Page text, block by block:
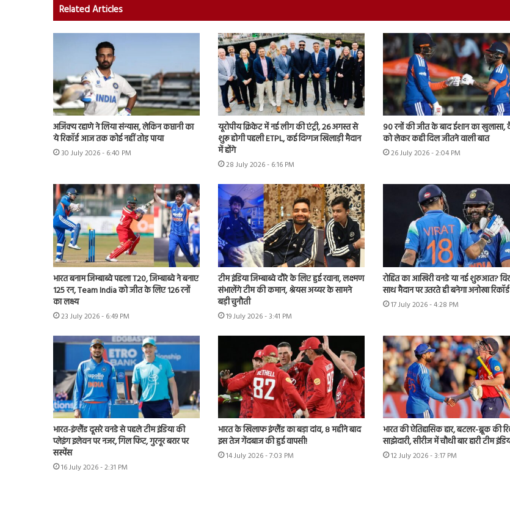
Related Articles
अजिंक्य रहाणे ने लिया संन्यास, लेकिन कप्तानी का
ये रिकॉर्ड आज तक कोई नहीं तोड़ पाया
30 July 2026 - 6:40 PM
यूरोपीय क्रिकेट में नई लीग की एंट्री, 26 अगस्त से
शुरू होगी पहली ETPL, कई दिग्गज खिलाड़ी मैदान
में होंगे
28 July 2026 - 6:16 PM
90 रनों की जीत के बाद ईशान का खुलासा,
को लेकर कही दिल जीतने वाली बात
26 July 2026 - 2:04 PM
भारत बनाम जिम्बाब्वे पहला T20, जिम्बाब्वे ने बनाए
125 रन, Team India को जीत के लिए 126 रनों
का लक्ष्य
23 July 2026 - 6:49 PM
टीम इंडिया जिम्बाब्वे दौरे के लिए हुई रवाना, लक्ष्मण
संभालेंगे टीम की कमान, श्रेयस अय्यर के सामने
बड़ी चुनौती
19 July 2026 - 3:41 PM
रोहित का आखिरी वनडे या नई शुरुआत?
साथ मैदान पर उतरते ही बनेगा अनोखा रिकॉर्ड
17 July 2026 - 4:28 PM
भारत-इंग्लैंड दूसरे वनडे से पहले टीम इंडिया की
प्लेइंग इलेवन पर नजर, गिल फिट, गुरनूर बरार पर
सस्पेंस
16 July 2026 - 2:31 PM
भारत के खिलाफ इंग्लैंड का बड़ा दांव, 8 महीने बाद
इस तेज गेंदबाज की हुई वापसी!
14 July 2026 - 7:03 PM
भारत की ऐतिहासिक हार, बटलर-ब्रूक की
साझेदारी, सीरीज में चौथी बार हारी टीम
12 July 2026 - 3:17 PM